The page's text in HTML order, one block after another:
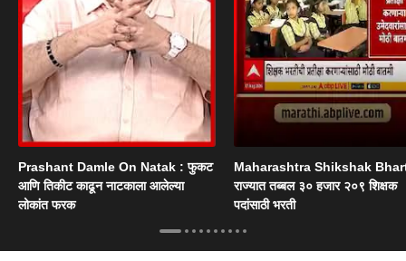
Prashant Damle On Natak : फुकट
आणि तिकीट काढून नाटकाला आलेल्या
लोकांत फरक
Maharashtra Shikshak
राज्यात तब्बल ३० हजार २०९ शिक्षक
पदांसाठी भरती